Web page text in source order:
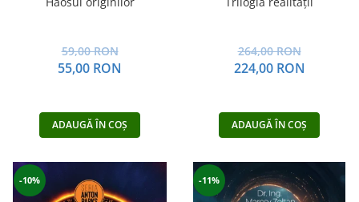
59,00 RON
55,00 RON
ADAUGĂ ÎN COȘ
264,00 RON
224,00 RON
ADAUGĂ ÎN COȘ
-10% -11%